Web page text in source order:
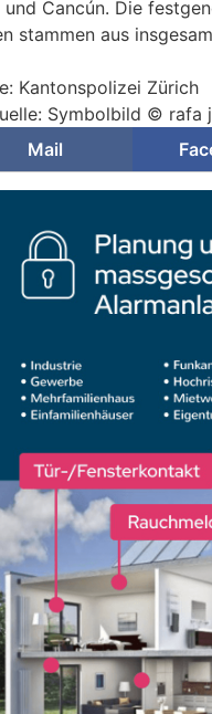
und Cancún. Die
stammen aus
Kantonspolizei Zürich
Symbolbild © rafa
Mail